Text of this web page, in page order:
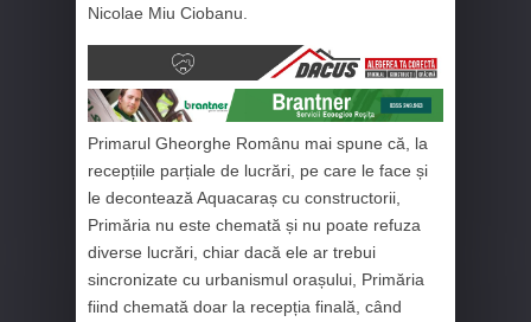
Nicolae Miu Ciobanu.
Primarul Gheorghe Românu mai spune că, la
recepțiile parțiale de lucrări, pe care le face și
le decontează Aquacaraș cu constructorii,
Primăria nu este chemată și nu poate refuza
diverse lucrări, chiar dacă ele ar trebui
sincronizate cu urbanismul orașului, Primăria
fiind chemată doar la recepția finală, când